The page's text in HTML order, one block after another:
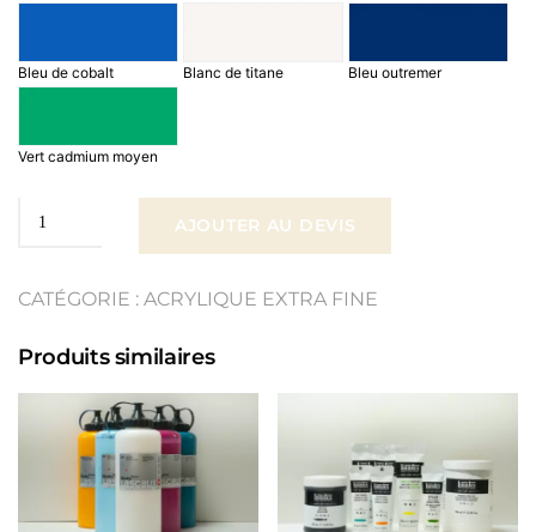
Bleu de cobalt Blanc de titane Bleu outremer
Vert cadmium moyen
quantité
Lascaux
Artiste
AJOUTER AU DEVIS
CATÉGORIE : ACRYLIQUE EXTRA FINE
Produits similaires